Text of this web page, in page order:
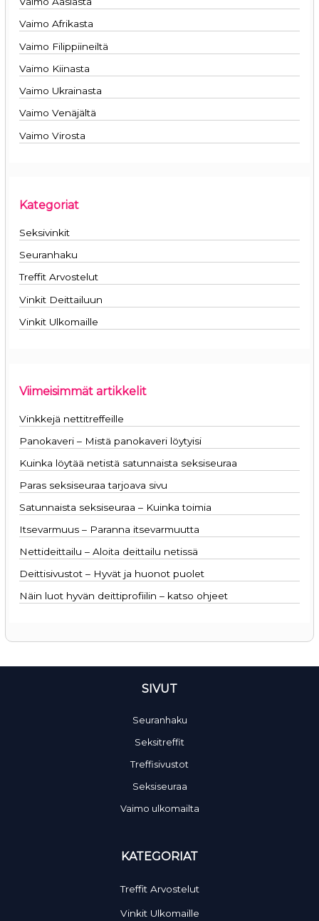
Vaimo Afrikasta
Vaimo Filippiineiltä
Vaimo Kiinasta
Vaimo Ukrainasta
Vaimo Venäjältä
Vaimo Virosta
Kategoriat
Seksivinkit
Seuranhaku
Treffit Arvostelut
Vinkit Deittailuun
Vinkit Ulkomaille
Viimeisimmät artikkelit
Vinkkejä nettitreffeille
Panokaveri – Mistä panokaveri löytyisi
Kuinka löytää netistä satunnaista seksiseuraa
Paras seksiseuraa tarjoava sivu
Satunnaista seksiseuraa – Kuinka toimia
Itsevarmuus – Paranna itsevarmuutta
Nettideittailu – Aloita deittailu netissä
Deittisivustot – Hyvät ja huonot puolet
Näin luot hyvän deittiprofiilin – katso ohjeet
SIVUT
Seuranhaku
Seksitreffit
Treffisivustot
Seksiseuraa
Vaimo ulkomailta
KATEGORIAT
Treffit Arvostelut
Vinkit Ulkomaille